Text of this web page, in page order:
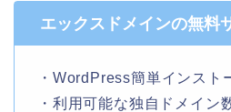
エックスドメインの無料
・WordPress簡単インスト
・利用可能な独自ドメイン